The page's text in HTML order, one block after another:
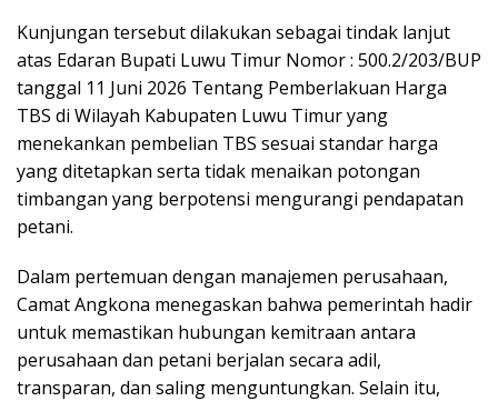
Kunjungan tersebut dilakukan sebagai tindak lanjut
atas Edaran Bupati Luwu Timur Nomor : 500.2/203/BUP
tanggal 11 Juni 2026 Tentang Pemberlakuan Harga
TBS di Wilayah Kabupaten Luwu Timur yang
menekankan pembelian TBS sesuai standar harga
yang ditetapkan serta tidak menaikan potongan
timbangan yang berpotensi mengurangi pendapatan
petani.
Dalam pertemuan dengan manajemen perusahaan,
Camat Angkona menegaskan bahwa pemerintah hadir
untuk memastikan hubungan kemitraan antara
perusahaan dan petani berjalan secara adil,
transparan, dan saling menguntungkan. Selain itu,